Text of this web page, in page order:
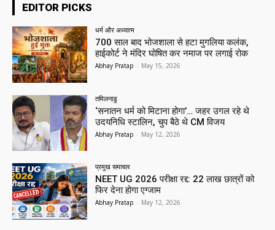
EDITOR PICKS
धर्म और अध्यात्म
700 साल बाद भोजशाला से हटा मुगलिया कलंक,
हाईकोर्ट ने मंदिर घोषित कर नमाज पर लगाई रोक
Abhay Pratap - May 15, 2026
तमिलनाडु
‘सनातन धर्म को मिटाना होगा’… जहर उगल रहे थे
उदयनिधि स्टालिन, चुप बैठे थे CM विजय
Abhay Pratap - May 12, 2026
प्रमुख समाचार‎
NEET UG 2026 परीक्षा रद्द: 22 लाख छात्रों को
फिर देना होगा एग्जाम
Abhay Pratap - May 12, 2026